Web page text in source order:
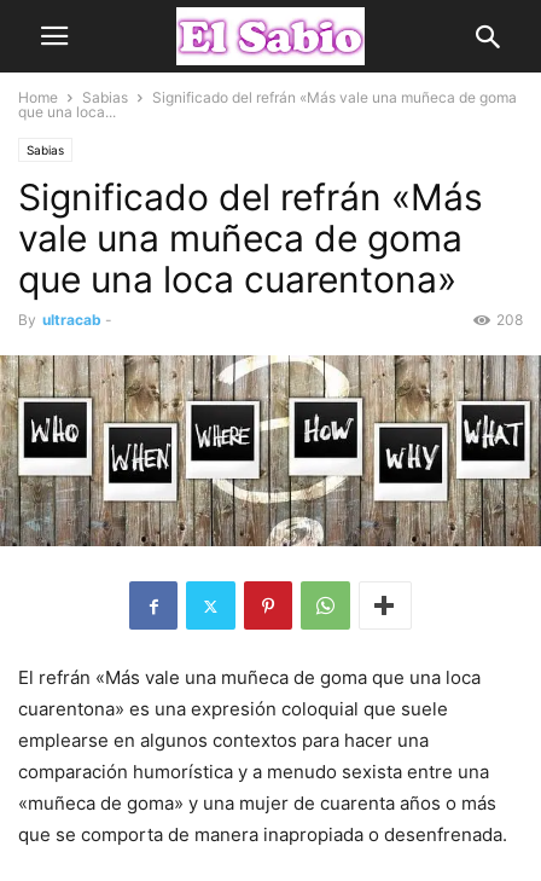
Home Sabias
Significado del refrán «Más vale una muñeca de goma
que una loca...
Sabias
Significado del refrán «Más
vale una muñeca de goma
que una loca cuarentona»
By ultracab - 208
El refrán «Más vale una muñeca de goma que una loca
cuarentona» es una expresión coloquial que suele
emplearse en algunos contextos para hacer una
comparación humorística y a menudo sexista entre una
«muñeca de goma» y una mujer de cuarenta años o más
que se comporta de manera inapropiada o desenfrenada.